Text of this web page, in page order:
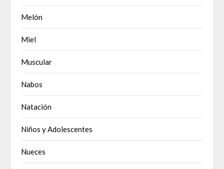
Melón
Miel
Muscular
Nabos
Natación
Niños y Adolescentes
Nueces